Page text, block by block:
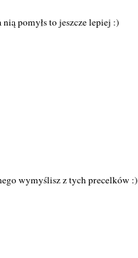
pomyłs to jeszcze lepiej :)
wymyślisz z tych precelków :)